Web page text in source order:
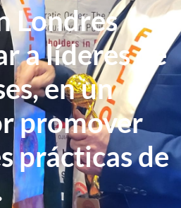
Londres
a líderes de
en un
promover
prácticas de